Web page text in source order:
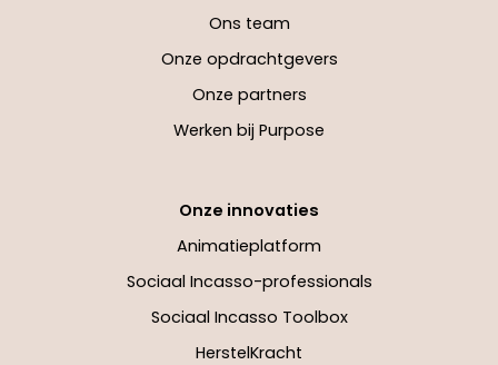
Ons team
Onze opdrachtgevers
Onze partners
Werken bij Purpose
Onze innovaties
Animatieplatform
Sociaal Incasso-professionals
Sociaal Incasso Toolbox
HerstelKracht